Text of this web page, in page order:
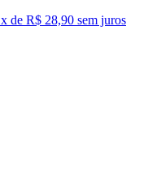
x de R$ 28,90 sem juros